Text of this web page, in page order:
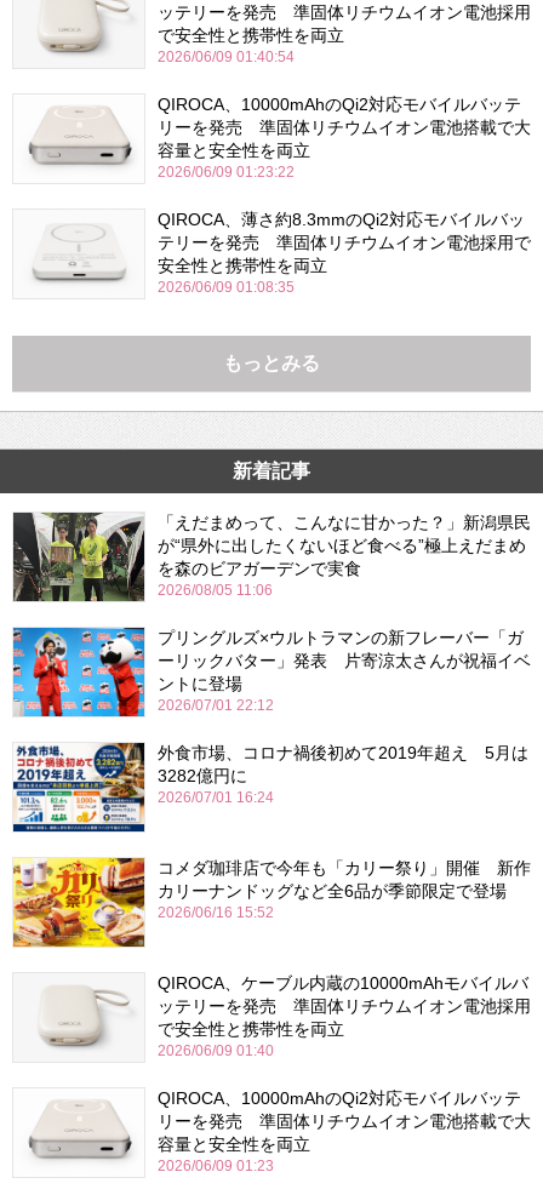
ッテリーを発売 準固体リチウムイオン電池採用
で安全性と携帯性を両立
2026/06/09 01:40:54
QIROCA、10000mAhのQi2対応モバイルバッテ
リーを発売 準固体リチウムイオン電池搭載で大
容量と安全性を両立
2026/06/09 01:23:22
QIROCA、薄さ約8.3mmのQi2対応モバイルバッ
テリーを発売 準固体リチウムイオン電池採用で
安全性と携帯性を両立
2026/06/09 01:08:35
もっとみる
新着記事
「えだまめって、こんなに甘かった？」新潟県民
が“県外に出したくないほど食べる”極上えだまめ
を森のビアガーデンで実食
2026/08/05 11:06
プリングルズ×ウルトラマンの新フレーバー「ガ
ーリックバター」発表 片寄涼太さんが祝福イベ
ントに登場
2026/07/01 22:12
外食市場、コロナ禍後初めて2019年超え 5月は
3282億円に
2026/07/01 16:24
コメダ珈琲店で今年も「カリー祭り」開催 新作
カリーナンドッグなど全6品が季節限定で登場
2026/06/16 15:52
QIROCA、ケーブル内蔵の10000mAhモバイルバ
ッテリーを発売 準固体リチウムイオン電池採用
で安全性と携帯性を両立
2026/06/09 01:40
QIROCA、10000mAhのQi2対応モバイルバッテ
リーを発売 準固体リチウムイオン電池搭載で大
容量と安全性を両立
2026/06/09 01:23